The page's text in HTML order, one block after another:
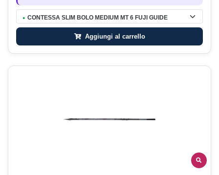
● CONTESSA SLIM BOLO MEDIUM MT 6 FUJI GUIDE
Aggiungi al carrello